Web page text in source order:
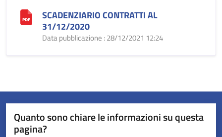
SCADENZIARIO CONTRATTI AL
31/12/2020
Data pubblicazione : 28/12/2021 12:24
Quanto sono chiare le informazioni su questa
pagina?